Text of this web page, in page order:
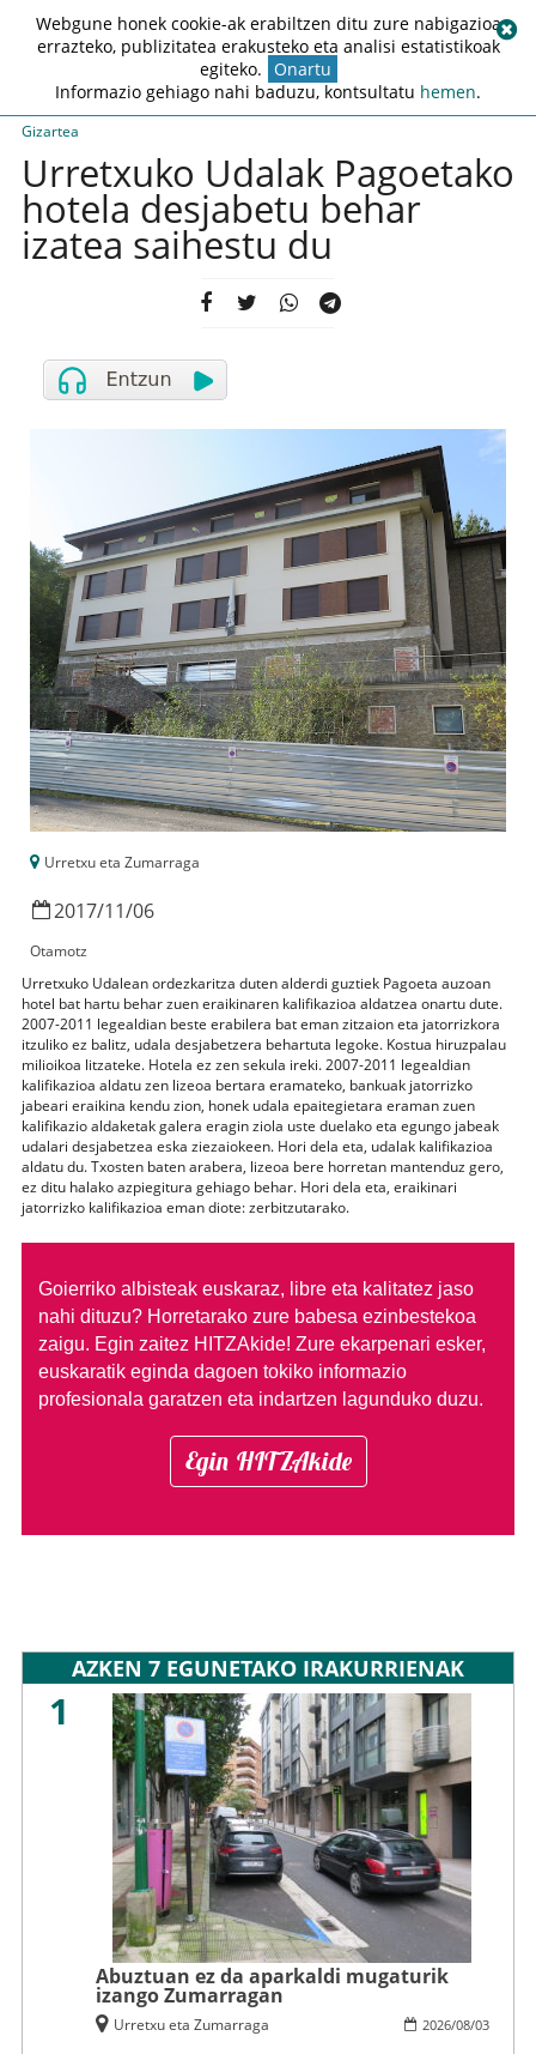
Gizartea
Urretxuko Udalak Pagoetako
hotela desjabetu behar
izatea saihestu du
Urretxu eta Zumarraga
2017/11/06
Otamotz
Urretxuko Udalean ordezkaritza duten alderdi guztiek Pagoeta auzoan
hotel bat hartu behar zuen eraikinaren kalifikazioa aldatzea onartu dute.
2007-2011 legealdian beste erabilera bat eman zitzaion eta jatorrizkora
itzuliko ez balitz, udala desjabetzera behartuta legoke. Kostua hiruzpalau
milioikoa litzateke. Hotela ez zen sekula ireki. 2007-2011 legealdian
kalifikazioa aldatu zen lizeoa bertara eramateko, bankuak jatorrizko
jabeari eraikina kendu zion, honek udala epaitegietara eraman zuen
kalifikazio aldaketak galera eragin ziola uste duelako eta egungo jabeak
udalari desjabetzea eska ziezaiokeen. Hori dela eta, udalak kalifikazioa
aldatu du. Txosten baten arabera, lizeoa bere horretan mantenduz gero,
ez ditu halako azpiegitura gehiago behar. Hori dela eta, eraikinari
jatorrizko kalifikazioa eman diote: zerbitzutarako.
Goierriko albisteak euskaraz, libre eta kalitatez jaso
nahi dituzu? Horretarako zure babesa ezinbestekoa
zaigu. Egin zaitez HITZAkide! Zure ekarpenari esker,
euskaratik eginda dagoen tokiko informazio
profesionala garatzen eta indartzen lagunduko duzu.
Egin HITZAkide
AZKEN 7 EGUNETAKO IRAKURRIENAK
1
Abuztuan ez da aparkaldi mugaturik
izango Zumarragan
2026/08/03
Urretxu eta Zumarraga
Webgune honek cookie-ak erabiltzen ditu zure nabigazioa
errazteko, publizitatea erakusteko eta analisi estatistikoak
egiteko. Onartu
Informazio gehiago nahi baduzu, kontsultatu hemen.